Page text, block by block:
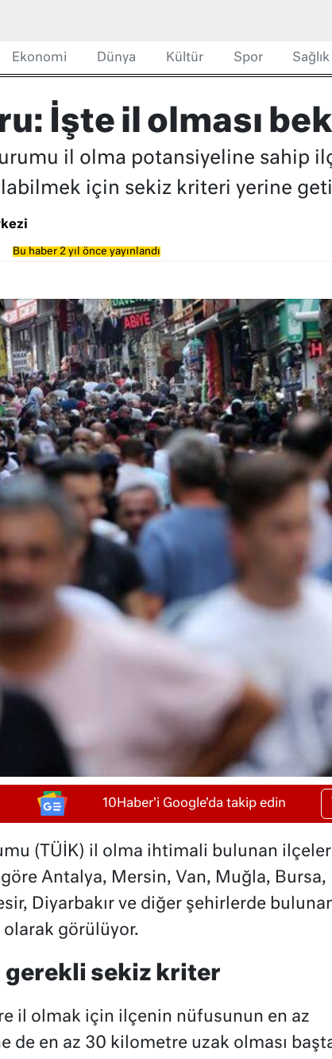
Ekonomi Dünya Kültür Spor Sağlık
İşte il olması
il olma potansiyeline sahip
için sekiz kriteri yerine
Bu haber 2 yıl önce yayınlandı
10Haber'i Google'da takip edin
(TÜİK) il olma ihtimali bulunan
göre Antalya, Mersin, Van, Muğla, Bursa,
Diyarbakır ve diğer şehirlerde
görülüyor.
gerekli sekiz kriter
il olmak için ilçenin nüfusunun en az
de en az 30 kilometre uzak olması